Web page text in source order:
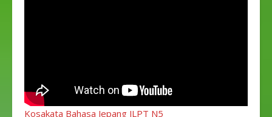
Kosakata Bahasa Jepang JLPT N5